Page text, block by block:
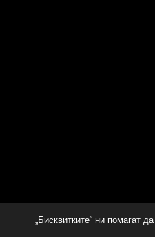
„Бисквитките“ ни помагат